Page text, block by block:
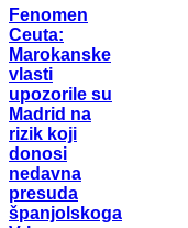
Fenomen
Ceuta:
Marokanske
vlasti
upozorile su
Madrid na
rizik koji
donosi
nedavna
presuda
španjolskoga